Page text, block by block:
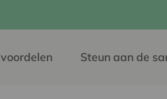
Steun aan de